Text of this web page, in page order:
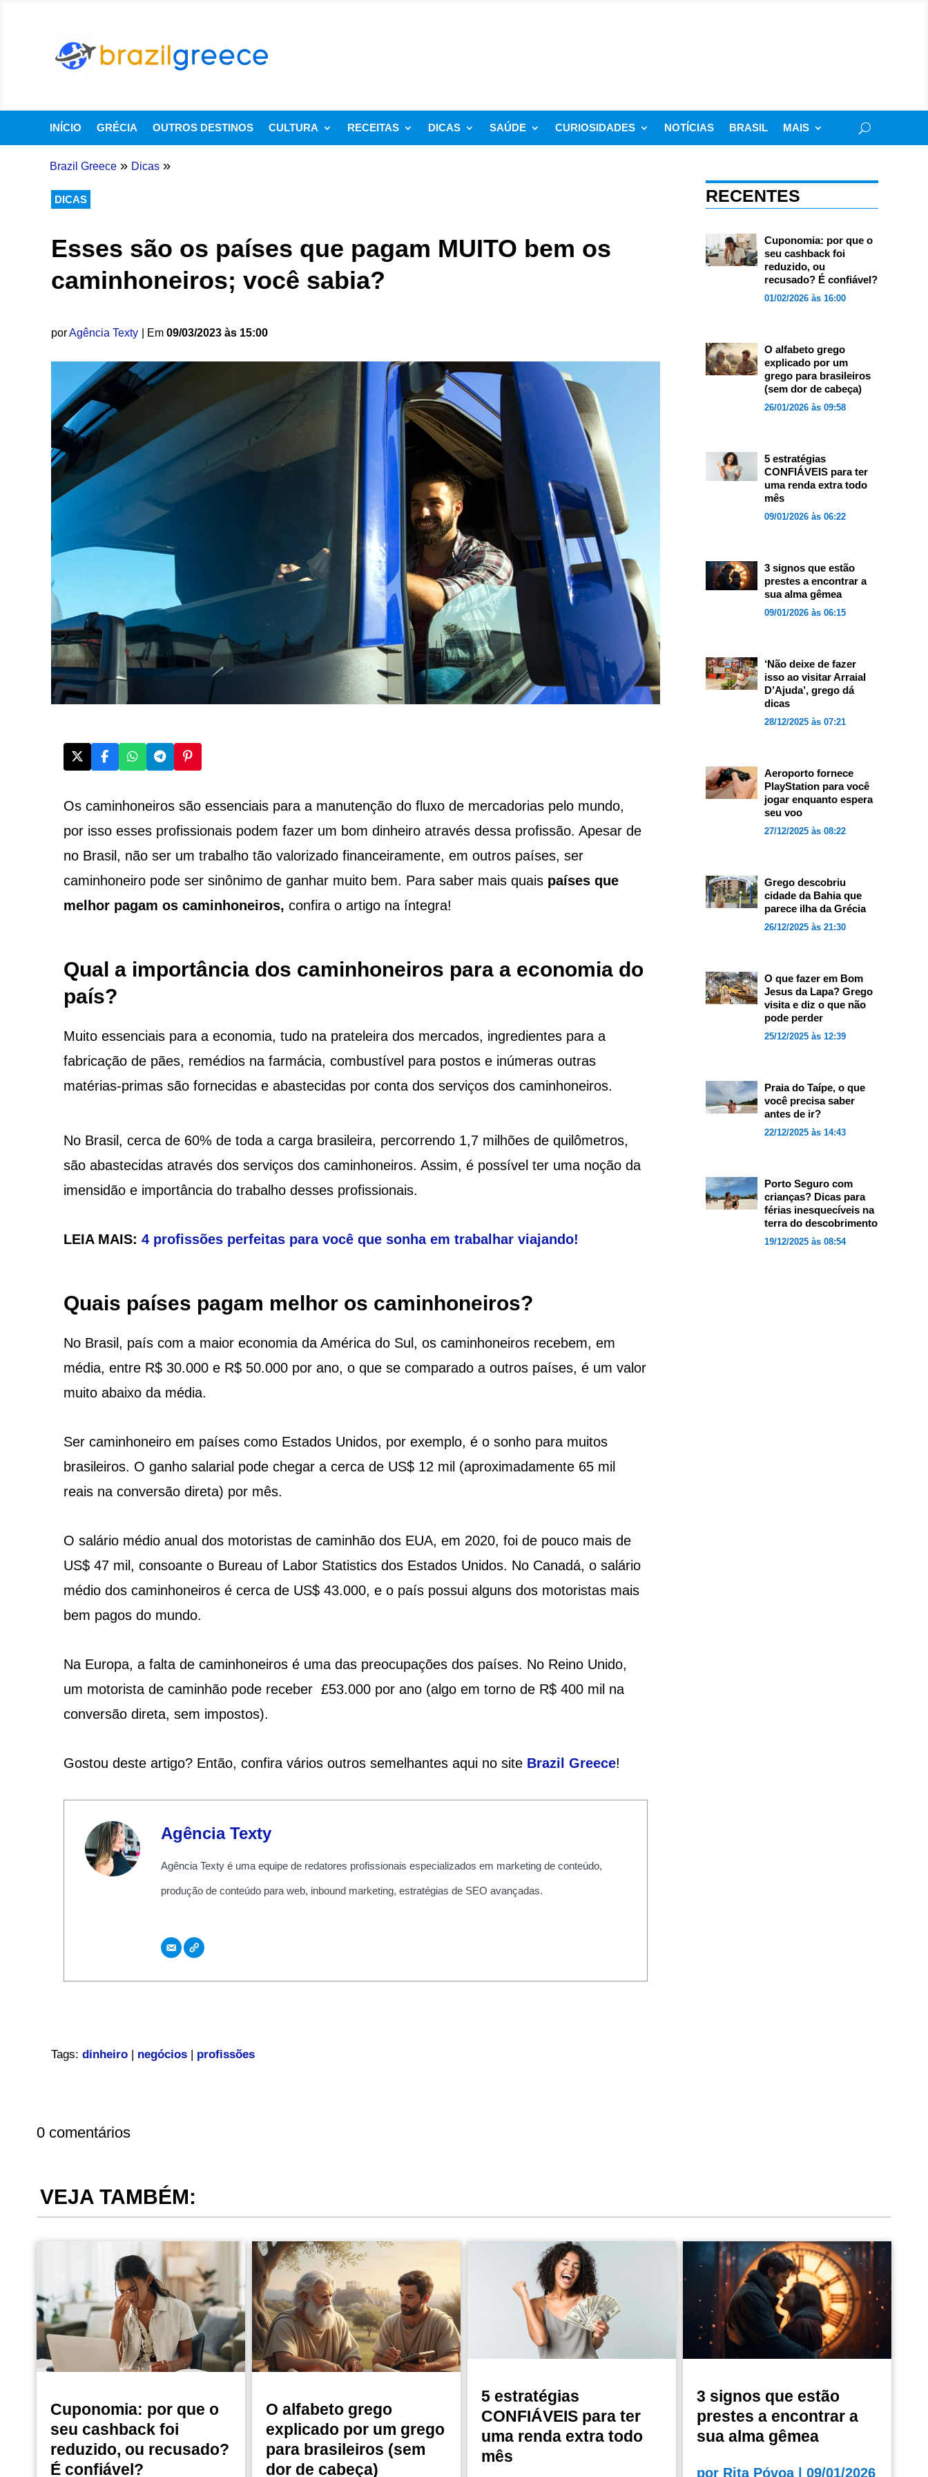
INÍCIO GRÉCIA OUTROS DESTINOS CULTURA RECEITAS DICAS SAÚDE CURIOSIDADES NOTÍCIAS BRASIL MAIS
Brazil Greece » Dicas »
DICAS
Esses são os países que pagam MUITO bem os
caminhoneiros; você sabia?
porAgência Texty | Em 09/03/2023 às 15:00
Os caminhoneiros são essenciais para a manutenção do fluxo de mercadorias pelo mundo,
por isso esses profissionais podem fazer um bom dinheiro através dessa profissão. Apesar de
no Brasil, não ser um trabalho tão valorizado financeiramente, em outros países, ser
caminhoneiro pode ser sinônimo de ganhar muito bem. Para saber mais quaispaíses que
melhor pagam os caminhoneiros, confira o artigo na íntegra!
Qual a importância dos caminhoneiros para a economia do
país?
Muito essenciais para a economia, tudo na prateleira dos mercados, ingredientes para a
fabricação de pães, remédios na farmácia, combustível para postos e inúmeras outras
matérias-primas são fornecidas e abastecidas por conta dos serviços dos caminhoneiros.
No Brasil, cerca de 60% de toda a carga brasileira, percorrendo 1,7 milhões de quilômetros,
são abastecidas através dos serviços dos caminhoneiros. Assim, é possível ter uma noção da
imensidão e importância do trabalho desses profissionais.
LEIA MAIS: 4 profissões perfeitas para você que sonha em trabalhar viajando!
Quais países pagam melhor os caminhoneiros?
No Brasil, país com a maior economia da América do Sul, os caminhoneiros recebem, em
média, entre R$ 30.000 e R$ 50.000 por ano, o que se comparado a outros países, é um valor
muito abaixo da média.
Ser caminhoneiro em países como Estados Unidos, por exemplo, é o sonho para muitos
brasileiros. O ganho salarial pode chegar a cerca de US$ 12 mil (aproximadamente 65 mil
reais na conversão direta) por mês.
O salário médio anual dos motoristas de caminhão dos EUA, em 2020, foi de pouco mais de
US$ 47 mil, consoante o Bureau of Labor Statistics dos Estados Unidos. No Canadá, o salário
médio dos caminhoneiros é cerca de US$ 43.000, e o país possui alguns dos motoristas mais
bem pagos do mundo.
Na Europa, a falta de caminhoneiros é uma das preocupações dos países. No Reino Unido,
um motorista de caminhão pode receber £53.000 por ano (algo em torno de R$ 400 mil na
conversão direta, sem impostos).
Gostou deste artigo? Então, confira vários outros semelhantes aqui no site Brazil Greece!
Agência Texty
Agência Texty é uma equipe de redatores profissionais especializados em marketing de conteúdo,
produção de conteúdo para web, inbound marketing, estratégias de SEO avançadas.
Tags: dinheiro| negócios| profissões
RECENTES
Cuponomia: por que o
seu cashback foi
reduzido, ou
recusado? É confiável?
01/02/2026 às 16:00
O alfabeto grego
explicado por um
grego para brasileiros
(sem dor de cabeça)
26/01/2026 às 09:58
5 estratégias
CONFIÁVEIS para ter
uma renda extra todo
mês
09/01/2026 às 06:22
3 signos que estão
prestes a encontrar a
sua alma gêmea
09/01/2026 às 06:15
‘Não deixe de fazer
isso ao visitar Arraial
D’Ajuda’, grego dá
dicas
28/12/2025 às 07:21
Aeroporto fornece
PlayStation para você
jogar enquanto espera
seu voo
27/12/2025 às 08:22
Grego descobriu
cidade da Bahia que
parece ilha da Grécia
26/12/2025 às 21:30
O que fazer em Bom
Jesus da Lapa? Grego
visita e diz o que não
pode perder
25/12/2025 às 12:39
Praia do Taípe, o que
você precisa saber
antes de ir?
22/12/2025 às 14:43
Porto Seguro com
crianças? Dicas para
férias inesquecíveis na
terra do descobrimento
19/12/2025 às 08:54
0 comentários
VEJA TAMBÉM:
Cuponomia: por que o
seu cashback foi
reduzido, ou recusado?
É confiável?
O alfabeto grego
explicado por um grego
para brasileiros (sem
dor de cabeça)
5 estratégias
CONFIÁVEIS para ter
uma renda extra todo
mês
3 signos que estão
prestes a encontrar a
sua alma gêmea
por Rita Póvoa|09/01/2026